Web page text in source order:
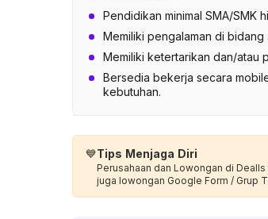
Pendidikan minimal SMA/SMK
Memiliki pengalaman di
Memiliki ketertarikan dan/atau
Bersedia bekerja secara
kebutuhan.
💙Tips Menjaga Diri
Perusahaan dan Lowongan di
juga lowongan Google Form / Grup